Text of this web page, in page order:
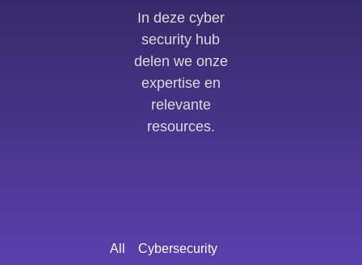
In deze cyber
security hub
delen we onze
expertise en
relevante
resources.
Cybersecurity
All